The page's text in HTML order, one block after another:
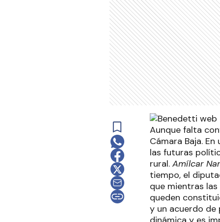
Aunque falta
Cámara Baja.
las futuras
rural. Amílcar
tiempo, el
que mientras
queden
y un acuerdo de